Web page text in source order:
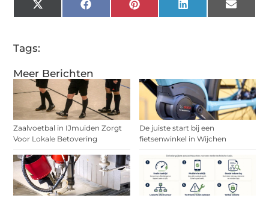
Meer Berichten
Zaalvoetbal in IJmuiden Zorgt
Voor Lokale Betovering
De juiste start bij een
fietsenwinkel in Wijchen
X
(Twitter)
FacebookPinterestLinkedInEmail
Tags: